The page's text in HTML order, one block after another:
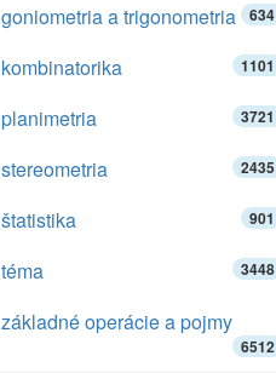
goniometria a trigonometria 634
kombinatorika 1101
planimetria 3721
stereometria 2435
štatistika 901
téma 3448
základné operácie a pojmy
6512